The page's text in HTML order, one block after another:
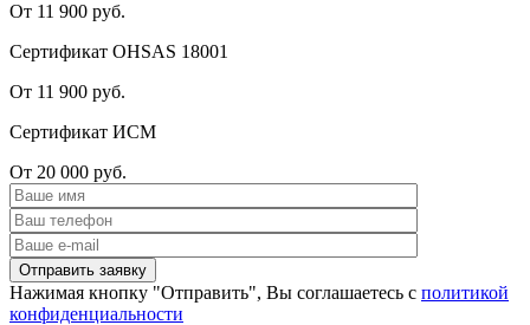
От 11 900 руб.
Сертификат OHSAS 18001
От 11 900 руб.
Сертификат ИСМ
От 20 000 руб.
Нажимая кнопку "Отправить", Вы соглашаетесь с политикой
конфиденциальности